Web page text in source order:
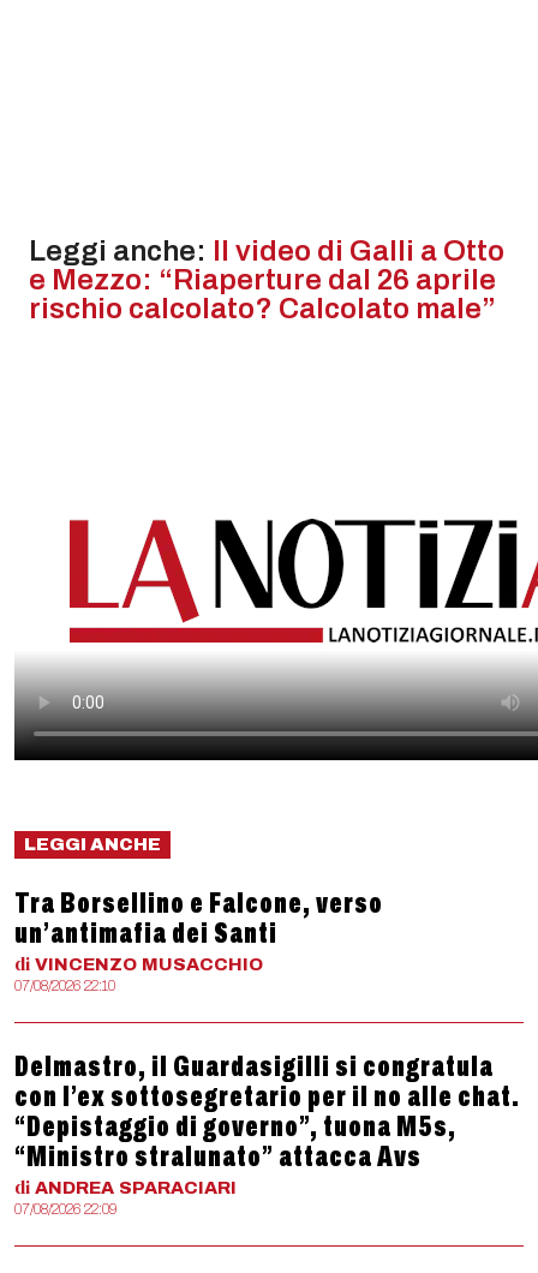
Leggi anche: Il video di Galli a Otto
e Mezzo: “Riaperture dal 26 aprile
rischio calcolato? Calcolato male”
LEGGI ANCHE
Tra Borsellino e Falcone, verso
un’antimafia dei Santi
di VINCENZO MUSACCHIO
07/08/2026 22:10
Delmastro, il Guardasigilli si congratula
con l’ex sottosegretario per il no alle chat.
“Depistaggio di governo”, tuona M5s,
“Ministro stralunato” attacca Avs
di ANDREA SPARACIARI
07/08/2026 22:09